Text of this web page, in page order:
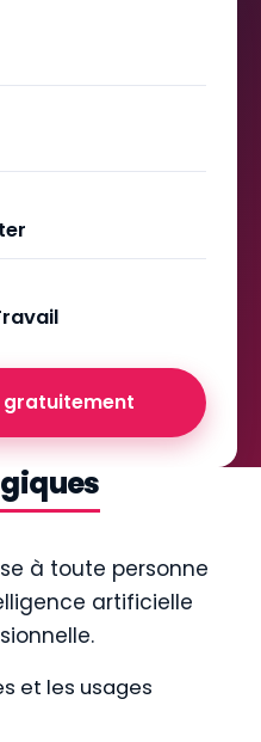
gratuitement
à toute personne
artificielle
et les usages